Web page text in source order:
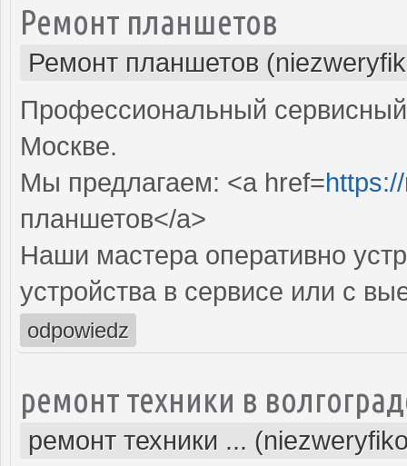
Ремонт планшетов
Ремонт планшетов
Профессиональный
Москве.
Мы предлагаем: <a href=
планшетов</a>
Наши мастера оперативно
устройства в сервисе или с
odpowiedz
ремонт техники в
ремонт техники ...